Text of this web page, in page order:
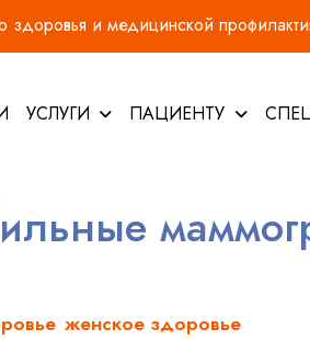
и медицинской
УСЛУГИ ПАЦИЕНТУ
женское здоровье